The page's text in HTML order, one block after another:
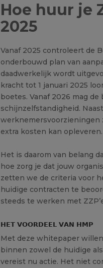
Hoe huur je
2025
Vanaf 2025 controleert de
onderbouwd plan van
daadwerkelijk wordt
kracht tot 1 januari 2025
boetes. Vanaf 2026 mag
schijnzelfstandigheid.
werknemersvoorzieningen
extra kosten kan opleveren.
Het is daarom van belang
hoe zorg je dat jouw
zetten we de criteria voor
huidige contracten te
steeds te werken met
𝗛𝗘𝗧 𝗩𝗢𝗢𝗥𝗗𝗘𝗘𝗟 𝗩𝗔𝗡 𝗛𝗠𝗣
Met deze whitepaper
binnen zowel de huidige
vereist nu actie. Het niet